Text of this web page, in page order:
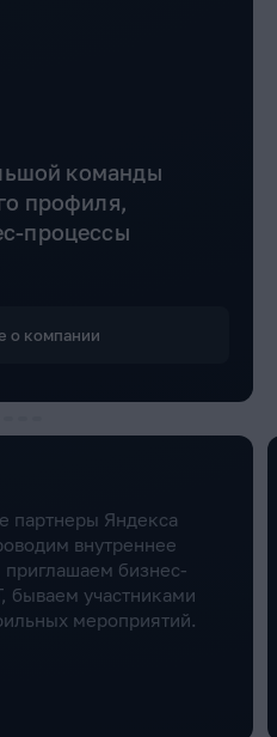
команды
профиля,
процессы
о компании
партнеры Яндекса
внутреннее
приглашаем бизнес-
бываем участниками
мероприятий.